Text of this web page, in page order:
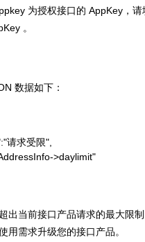
为授权接口的 AppKey，
。
数据如下：
请求受限",
>daylimit"
出当前接口产品请求的最大限制
用需求升级您的接口产品。